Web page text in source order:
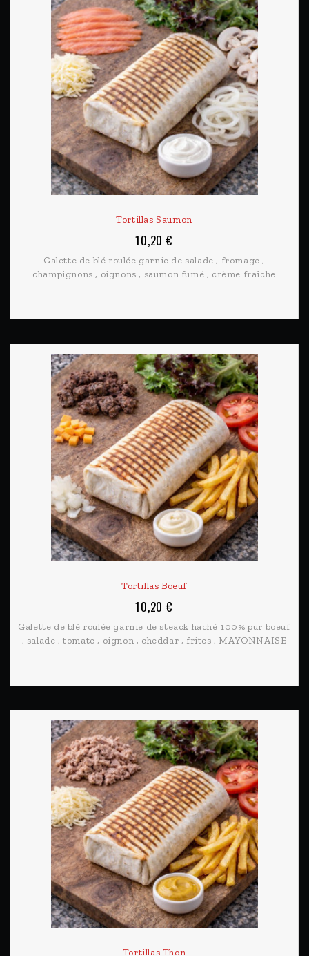
Tortillas Saumon
10,20 €
Galette de blé roulée garnie de salade , fromage ,
champignons , oignons , saumon fumé , crème fraîche
Tortillas Boeuf
10,20 €
Galette de blé roulée garnie de steack haché 100% pur boeuf
, salade , tomate , oignon , cheddar , frites , MAYONNAISE
Tortillas Thon